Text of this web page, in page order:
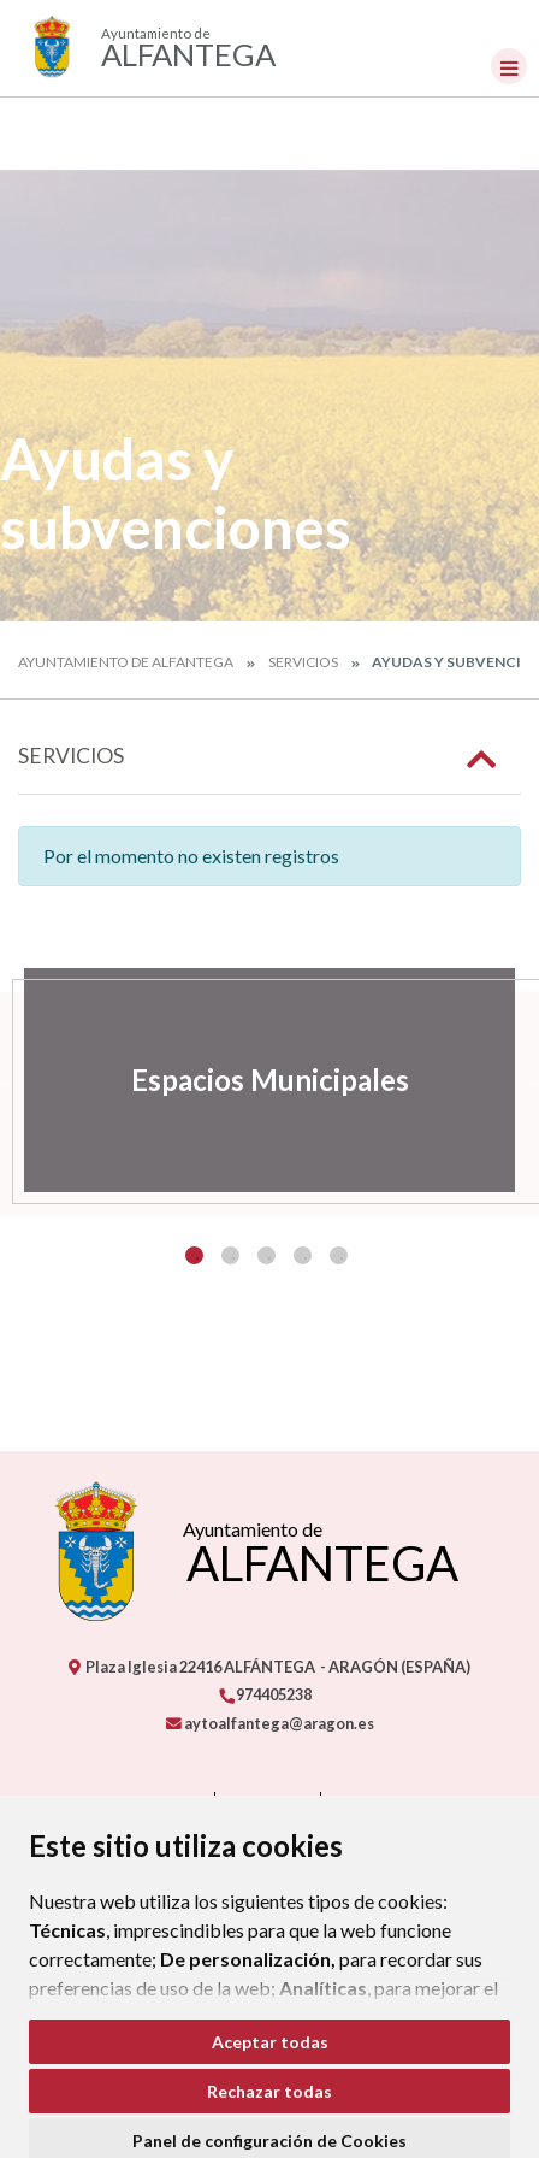
Este sitio utiliza cookies
Nuestra web utiliza los siguientes tipos de cookies:
Técnicas, imprescindibles para que la web funcione
correctamente; De personalización, para recordar sus
preferencias de uso de la web; Analíticas, para mejorar el
funcionamiento de la web y sus servicios.
Si acepta pulsando el botón“Aceptar todas”
consideramos que acepta su uso. Si pulsa el botón
ninguna acción, se guardarán las cookies técnicas
Aceptar todas
Rechazar todas
Panel de configuración de Cookies
Ayuntamiento de
ALFANTEGA
Ayudas y
subvenciones
AYUNTAMIENTO DE ALFANTEGA SERVICIOS AYUDAS Y
SERVICIOS
Por el momento no existen registros
Espacios Municipales
Ayuntamiento de
ALFANTEGA
Plaza Iglesia22416ALFÁNTEGA - ARAGÓN (ESPAÑA)
974405238
aytoalfantega@aragon.es
PROTECCIÓN DE DATOS
POLÍTICA DE COOKIES
ENLACE EXTERNO AL